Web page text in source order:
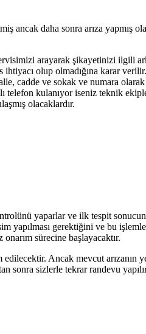
ancak daha sonra arıza yapmış
arayarak şikayetinizi ilgili
olup olmadığına karar
cadde ve sokak ve numara
telefon kulanıyor iseniz teknik
olacaklardır.
yaparlar ve ilk tespit
yapılması gerektiğini ve bu
sürecine başlayacaktır.
Ancak mevcut arızanın
sonra sizlerle tekrar randevu